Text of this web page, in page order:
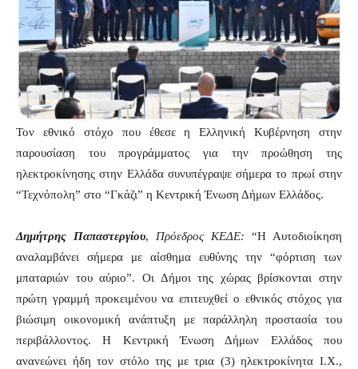
Τον εθνικό στόχο που έθεσε η Ελληνική Κυβέρνηση στην
παρουσίαση του προγράμματος για την προώθηση της
ηλεκτροκίνησης στην Ελλάδα συνυπέγραψε σήμερα το πρωί στην
“Τεχνόπολη” στο “Γκάζι” η Κεντρική Ένωση Δήμων Ελλάδος.
Δημήτρης Παπαστεργίου, Πρόεδρος ΚΕΔΕ: “Η Αυτοδιοίκηση
αναλαμβάνει σήμερα με αίσθημα ευθύνης την “φόρτιση των
μπαταριών του αύριο”. Οι Δήμοι της χώρας βρίσκονται στην
πρώτη γραμμή προκειμένου να επιτευχθεί ο εθνικός στόχος για
βιώσιμη οικονομική ανάπτυξη με παράλληλη προστασία του
περιβάλλοντος. Η Κεντρική Ένωση Δήμων Ελλάδος που
ανανεώνει ήδη τον στόλο της με τρια (3) ηλεκτροκίνητα Ι.Χ.,